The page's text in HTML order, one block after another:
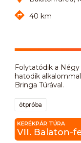
40 km
Folytatódik a
hatodik
Bringa Túrával.
ötpróba
KERÉKPÁR TÚRA